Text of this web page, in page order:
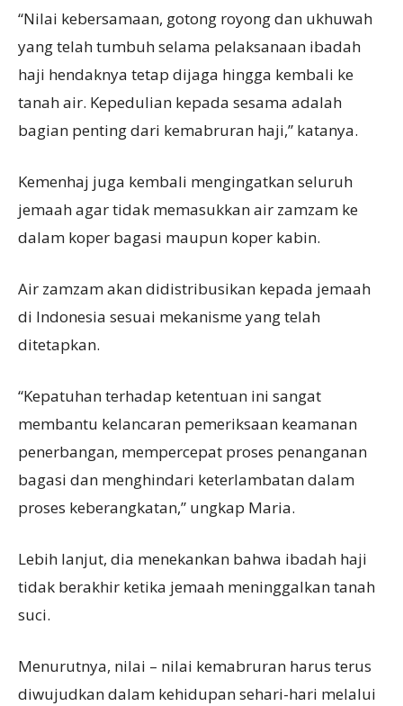
“Nilai kebersamaan, gotong royong dan ukhuwah
yang telah tumbuh selama pelaksanaan ibadah
haji hendaknya tetap dijaga hingga kembali ke
tanah air. Kepedulian kepada sesama adalah
bagian penting dari kemabruran haji,” katanya.
Kemenhaj juga kembali mengingatkan seluruh
jemaah agar tidak memasukkan air zamzam ke
dalam koper bagasi maupun koper kabin.
Air zamzam akan didistribusikan kepada jemaah
di Indonesia sesuai mekanisme yang telah
ditetapkan.
“Kepatuhan terhadap ketentuan ini sangat
membantu kelancaran pemeriksaan keamanan
penerbangan, mempercepat proses penanganan
bagasi dan menghindari keterlambatan dalam
proses keberangkatan,” ungkap Maria.
Lebih lanjut, dia menekankan bahwa ibadah haji
tidak berakhir ketika jemaah meninggalkan tanah
suci.
Menurutnya, nilai – nilai kemabruran harus terus
diwujudkan dalam kehidupan sehari-hari melalui